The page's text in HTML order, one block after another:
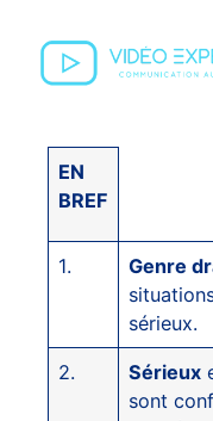
EN
BREF
1. Genre
sérieux.
2. Sérieux
sont